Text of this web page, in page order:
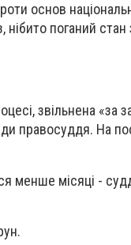
основ
нібито поганий
звільнена «за
правосуддя. На
менше місяці -